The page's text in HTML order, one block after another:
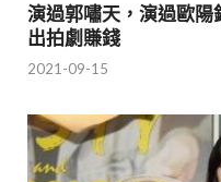
演過郭嘯天，演過歐
出拍劇賺錢
2021-09-15